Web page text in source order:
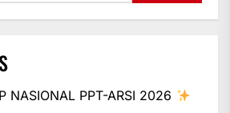
NASIONAL PPT-ARSI 2026